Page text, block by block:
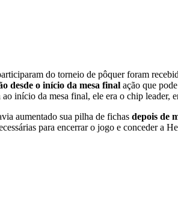
do torneio de pôquer foram
desde o início da mesa final ação que
início da mesa final, ele era o chip leader,
aumentado sua pilha de fichas depois de
para encerrar o jogo e conceder a